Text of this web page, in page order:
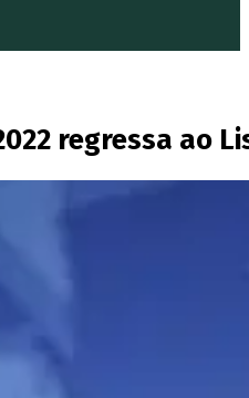
regressa ao